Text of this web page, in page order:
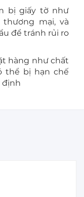
bị giấy tờ như
mại, và
để tránh rủi ro
hàng như chất
thể bị hạn chế
định